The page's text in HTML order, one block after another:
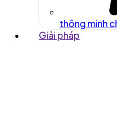
thông minh
Giải pháp